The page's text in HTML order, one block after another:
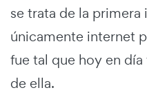
se trata de la
únicamente internet
fue tal que hoy en
de ella.